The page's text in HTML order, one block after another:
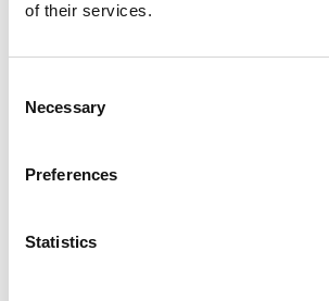
of their services.
Selection
Necessary
Preferences
Statistics
Silwy Tumbler - Plast - Sæt med 2